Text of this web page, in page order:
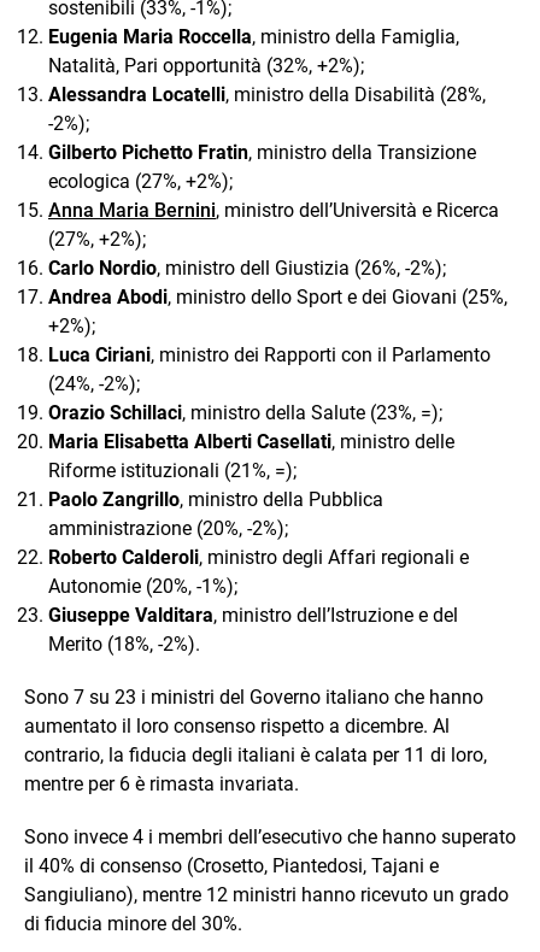
sostenibili (33%, -1%);
Eugenia Maria Roccella, ministro della Famiglia,
Natalità, Pari opportunità (32%, +2%);
Alessandra Locatelli, ministro della Disabilità (28%,
-2%);
Gilberto Pichetto Fratin, ministro della Transizione
ecologica (27%, +2%);
Anna Maria Bernini, ministro dell’Università e Ricerca
(27%, +2%);
Carlo Nordio, ministro dell Giustizia (26%, -2%);
Andrea Abodi, ministro dello Sport e dei Giovani (25%,
+2%);
Luca Ciriani, ministro dei Rapporti con il Parlamento
(24%, -2%);
Orazio Schillaci, ministro della Salute (23%, =);
Maria Elisabetta Alberti Casellati, ministro delle
Riforme istituzionali (21%, =);
Paolo Zangrillo, ministro della Pubblica
amministrazione (20%, -2%);
Roberto Calderoli, ministro degli Affari regionali e
Autonomie (20%, -1%);
Giuseppe Valditara, ministro dell’Istruzione e del
Merito (18%, -2%).
Sono 7 su 23 i ministri del Governo italiano che hanno
aumentato il loro consenso rispetto a dicembre. Al
contrario, la fiducia degli italiani è calata per 11 di loro,
mentre per 6 è rimasta invariata.
Sono invece 4 i membri dell’esecutivo che hanno superato
il 40% di consenso (Crosetto, Piantedosi, Tajani e
Sangiuliano), mentre 12 ministri hanno ricevuto un grado
di fiducia minore del 30%.